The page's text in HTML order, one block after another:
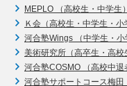
MEPLO （高校生・中学生）
Ｋ会（高校生・中学生・小
河合塾Wings （中学生・小
美術研究所（高卒生・高校
河合塾COSMO （高校中退
河合塾サポートコース梅田